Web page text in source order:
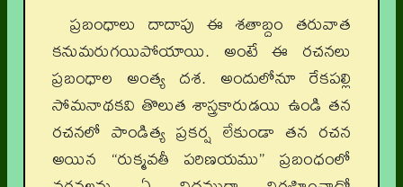
ప్రబంధాలు దాదాపు ఈ శతాబ్దం తరువాత
కనుమరుగయిపోయాయి. అంటే ఈ రచనలు
ప్రబంధాల అంత్య దశ. అందులోనూ రేకపల్లి
సోమనాథకవి తొలుత శాస్త్రకారుడయి ఉండి తన
రచనలో పాండిత్య ప్రకర్ష లేకుండా తన రచన
అయిన “రుక్మవతీ పరిణయము” ప్రబంధంలో